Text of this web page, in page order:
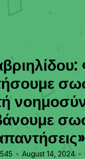
• August 14, 2024 •